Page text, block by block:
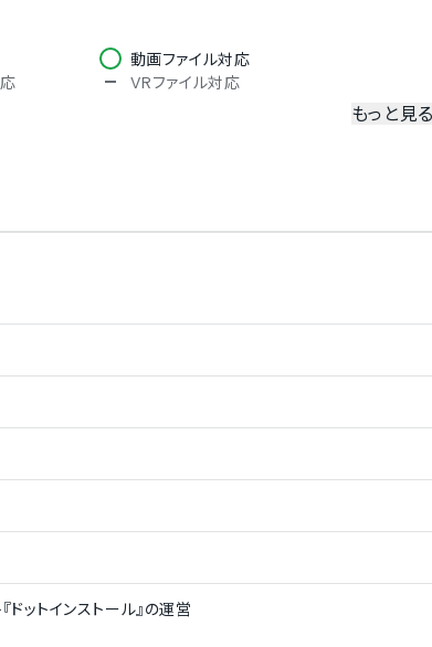
動画ファイル対応
VRファイル対応
成機能
受講者間のメッセージ機能
データのCSV出力機能
もっと見
ットインストール』の運営